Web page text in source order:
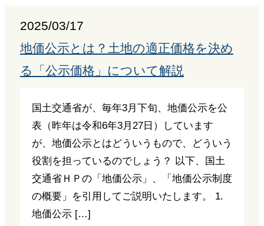
2025/03/17
地価公示とは？土地の適正価格を決め
る「公示価格」について解説
国土交通省が、毎年3月下旬、地価公示を公
表（昨年は令和6年3月27日）しています
が、地価公示とはどういうもので、どういう
役割を担っているのでしょう？ 以下、国土
交通省ＨＰの「地価公示」、「地価公示制度
の概要」を引用してご説明いたします。 1.
地価公示 […]